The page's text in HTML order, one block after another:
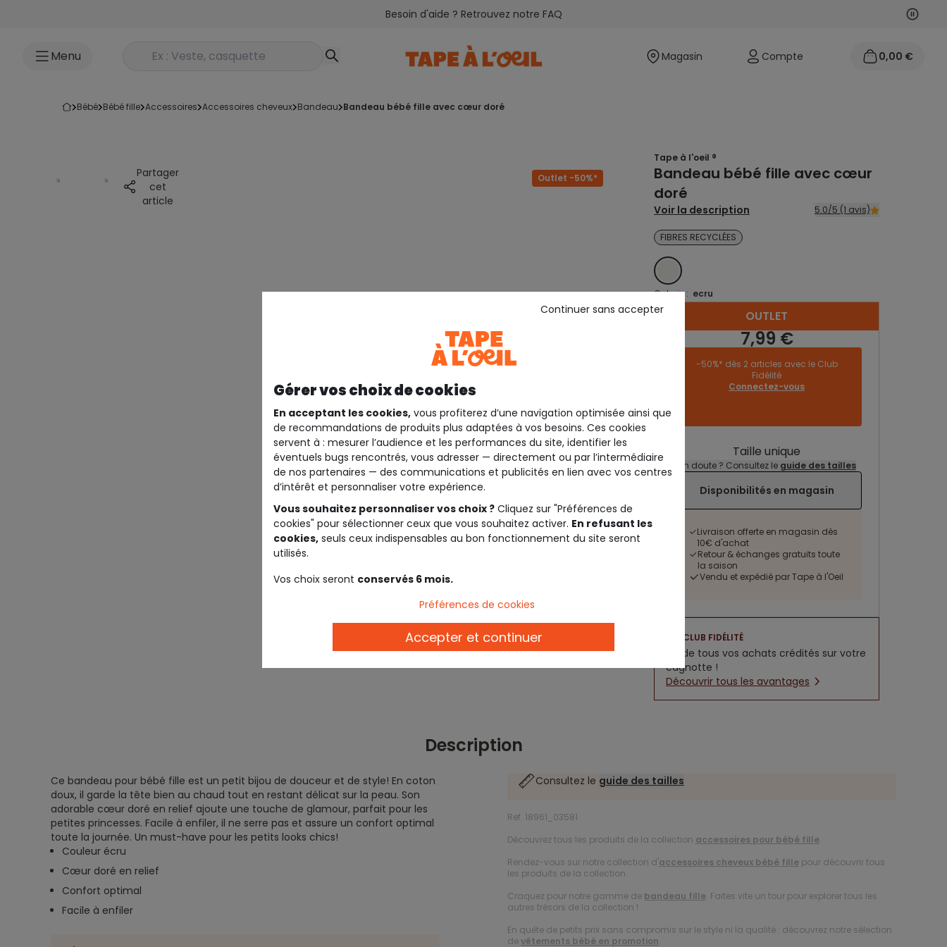
Besoin d'aide ? Retrouvez notre FAQ
Menu Rechercher un produit Magasin Compte 0,00 €
bébé bébé fille accessoires accessoires cheveux bandeau bandeau bébé fille avec cœur doré
Partager
cet
article
Outlet -50%*
Tape à l'oeil ®
Bandeau bébé fille avec cœur
doré
Voir la description 5.0/5 (1 avis)
FIBRES RECYCLÉES
ECRU
Coloris : ecru
OUTLET
7,99 €
-50%* dès 2 articles avec le Club
Fidélité
Connectez-vous
Taille unique
Un doute ? Consultez le guide des tailles
Disponibilités en magasin
Livraison offerte en magasin dès
10€ d'achat
Retour & échanges gratuits toute
la saison
Vendu et expédié par Tape à l'Oeil
CLUB FIDÉLITÉ
5% de tous vos achats crédités sur votre
cagnotte !
Découvrir tous les avantages
Description
Ce bandeau pour bébé fille est un petit bijou de douceur et de style! En coton
doux, il garde la tête bien au chaud tout en restant délicat sur la peau. Son
adorable cœur doré en relief ajoute une touche de glamour, parfait pour les
petites princesses. Facile à enfiler, il ne serre pas et assure un confort optimal
toute la journée. Un must-have pour les petits looks chics!
Couleur écru
Cœur doré en relief
Confort optimal
Facile à enfiler
Consultez le guide des tailles
Ref. 18961_03581
Découvrez tous les produits de la collection accessoires pour bébé fille.
Rendez-vous sur notre collection d'accessoires cheveux bébé fille pour découvrir tous
les produits de la collection.
Craquez pour notre gamme de bandeau fille. Faites vite un tour pour explorer tous les
autres trésors de la collection !
En quête de petits prix sans compromis sur le style ni la qualité : découvrez notre sélection
devêtements bébé en promotion.
Gérer vos choix de cookies
En acceptant les cookies, vous profiterez d’une navigation optimisée ainsi que
de recommandations de produits plus adaptées à vos besoins. Ces cookies
servent à : mesurer l’audience et les performances du site, identifier les
éventuels bugs rencontrés, vous adresser — directement ou par l’intermédiaire
de nos partenaires — des communications et publicités en lien avec vos centres
d’intérêt et personnaliser votre expérience.
Vous souhaitez personnaliser vos choix ? Cliquez sur "Préférences de
cookies" pour sélectionner ceux que vous souhaitez activer. En refusant les
cookies, seuls ceux indispensables au bon fonctionnement du site seront
utilisés.
Vos choix seront conservés 6 mois.
Continuer sans accepter
Préférences de cookies
Accepter et continuer